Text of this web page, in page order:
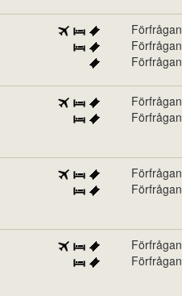
Förfrågan
Förfrågan
Förfrågan
Förfrågan
Förfrågan
Förfrågan
Förfrågan
Förfrågan
Förfrågan